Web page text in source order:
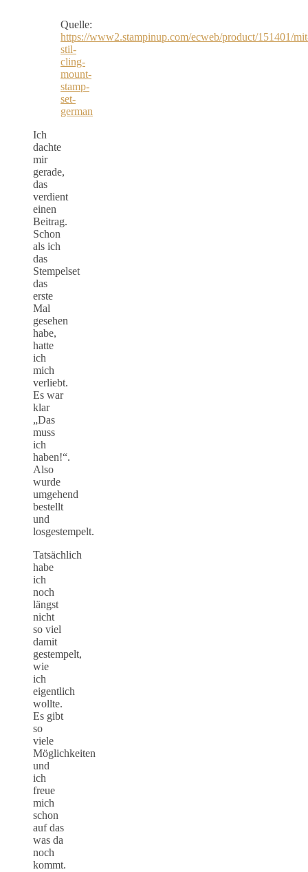
Quelle:
https://www2.stampinup.com/ecweb/product/151401/
stil-
cling-
mount-
stamp-
set-
german
Ich
dachte
mir
gerade,
das
verdient
einen
Beitrag.
Schon
als ich
das
Stempelset
das
erste
Mal
gesehen
habe,
hatte
ich
mich
verliebt.
Es war
klar
„Das
muss
ich
haben!“.
Also
wurde
umgehend
bestellt
und
losgestempelt.
Tatsächlich
habe
ich
noch
längst
nicht
so viel
damit
gestempelt,
wie
ich
eigentlich
wollte.
Es gibt
so
viele
Möglichkeiten
und
ich
freue
mich
schon
auf das
was da
noch
kommt.